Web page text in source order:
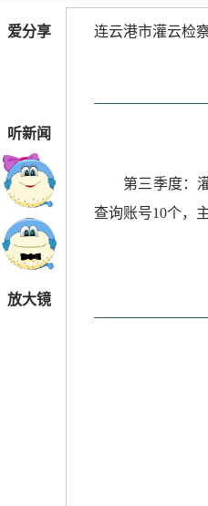
爱分享
听新闻
放大镜
连云港市灌云检
第三季度：
查询账号10个，